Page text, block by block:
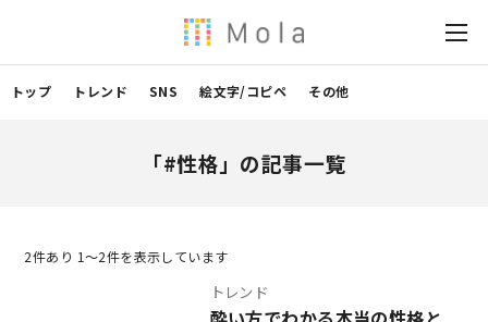
トップ トレンド SNS 絵文字/コピペ その他
「#性格」の記事一覧
2件あり 1〜2件を表示しています
トレンド